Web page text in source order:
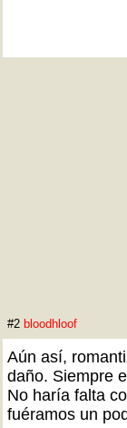
#2 bloodhloof
Aún así,
daño. Siempre
No haría falta
fuéramos un